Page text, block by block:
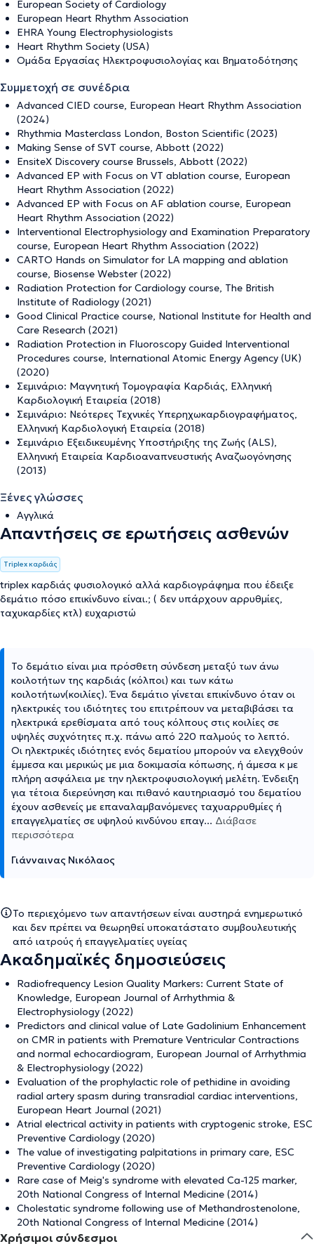
European Society of Cardiology
European Heart Rhythm Association
EHRA Young Electrophysiologists
Heart Rhythm Society (USA)
Ομάδα Εργασίας Ηλεκτροφυσιολογίας και Βηματοδότησης
Συμμετοχή σε συνέδρια
Advanced CIED course, European Heart Rhythm Association
(2024)
Rhythmia Masterclass London, Boston Scientific (2023)
Making Sense of SVT course, Abbott (2022)
EnsiteX Discovery course Brussels, Abbott (2022)
Advanced EP with Focus on VT ablation course, European
Heart Rhythm Association (2022)
Advanced EP with Focus on AF ablation course, European
Heart Rhythm Association (2022)
Interventional Electrophysiology and Examination Preparatory
course, European Heart Rhythm Association (2022)
CARTO Hands on Simulator for LA mapping and ablation
course, Biosense Webster (2022)
Radiation Protection for Cardiology course, The British
Institute of Radiology (2021)
Good Clinical Practice course, National Institute for Health and
Care Research (2021)
Radiation Protection in Fluoroscopy Guided Interventional
Procedures course, International Atomic Energy Agency (UK)
(2020)
Σεμινάριο: Μαγνητική Τομογραφία Καρδιάς, Ελληνική
Καρδιολογική Εταιρεία (2018)
Σεμινάριο: Νεότερες Τεχνικές Υπερηχωκαρδιογραφήματος,
Ελληνική Καρδιολογική Εταιρεία (2018)
Σεμινάριο Εξειδικευμένης Υποστήριξης της Ζωής (ALS),
Ελληνική Εταιρεία Καρδιοαναπνευστικής Αναζωογόνησης
(2013)
Ξένες γλώσσες
Αγγλικά
Απαντήσεις σε ερωτήσεις ασθενών
Triplex καρδιάς
triplex καρδιάς φυσιολογικό αλλά καρδιογράφημα που έδειξε
δεμάτιο πόσο επικίνδυνο είναι.; ( δεν υπάρχουν αρρυθμίες,
ταχυκαρδίες κτλ) ευχαριστώ
Το δεμάτιο είναι μια πρόσθετη σύνδεση μεταξύ των άνω
κοιλοτήτων της καρδιάς (κόλποι) και των κάτω
κοιλοτήτων(κοιλίες). Ένα δεμάτιο γίνεται επικίνδυνο όταν οι
ηλεκτρικές του ιδιότητες του επιτρέπουν να μεταβιβάσει τα
ηλεκτρικά ερεθίσματα από τους κόλπους στις κοιλίες σε
υψηλές συχνότητες π.χ. πάνω από 220 παλμούς το λεπτό.
Οι ηλεκτρικές ιδιότητες ενός δεματίου μπορούν να ελεγχθούν
έμμεσα και μερικώς με μια δοκιμασία κόπωσης, ή άμεσα κ με
πλήρη ασφάλεια με την ηλεκτροφυσιολογική μελέτη. Ένδειξη
για τέτοια διερεύνηση και πιθανό καυτηριασμό του δεματίου
έχουν ασθενείς με επαναλαμβανόμενες ταχυαρρυθμίες ή
επαγγελματίες σε υψηλού κινδύνου επαγ... Διάβασε
περισσότερα
Γιάνναινας Νικόλαος
Το περιεχόμενο των απαντήσεων είναι αυστηρά ενημερωτικό
και δεν πρέπει να θεωρηθεί υποκατάστατο συμβουλευτικής
από ιατρούς ή επαγγελματίες υγείας
Ακαδημαϊκές δημοσιεύσεις
Radiofrequency Lesion Quality Markers: Current State of
Knowledge, European Journal of Arrhythmia &
Electrophysiology (2022)
Predictors and clinical value of Late Gadolinium Enhancement
on CMR in patients with Premature Ventricular Contractions
and normal echocardiogram, European Journal of Arrhythmia
& Electrophysiology (2022)
Evaluation of the prophylactic role of pethidine in avoiding
radial artery spasm during transradial cardiac interventions,
European Heart Journal (2021)
Atrial electrical activity in patients with cryptogenic stroke, ESC
Preventive Cardiology (2020)
The value of investigating palpitations in primary care, ESC
Preventive Cardiology (2020)
Rare case of Meig's syndrome with elevated Ca-125 marker,
20th National Congress of Internal Medicine (2014)
Cholestatic syndrome following use of Methandrostenolone,
20th National Congress of Internal Medicine (2014)
Χρήσιμοι σύνδεσμοι